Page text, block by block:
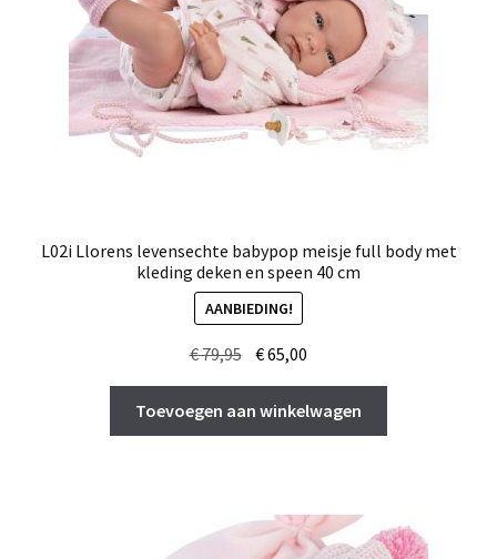
L02i Llorens levensechte babypop meisje full body met
kleding deken en speen 40 cm
AANBIEDING!
€79,95 Oorspronkelijke
prijs
was:
€ 79,95.
€65,00
prijs
is:
€ 65,00.
Toevoegen aan winkelwagen